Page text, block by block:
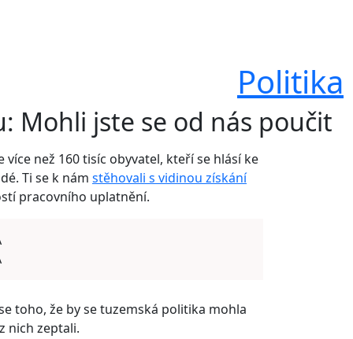
Politika
Mohli jste se od nás poučit
než 160 tisíc obyvatel, kteří se hlásí ke
Ti se k nám stěhovali s vidinou získání
pracovního uplatnění.
toho, že by se tuzemská politika mohla
nich zeptali.